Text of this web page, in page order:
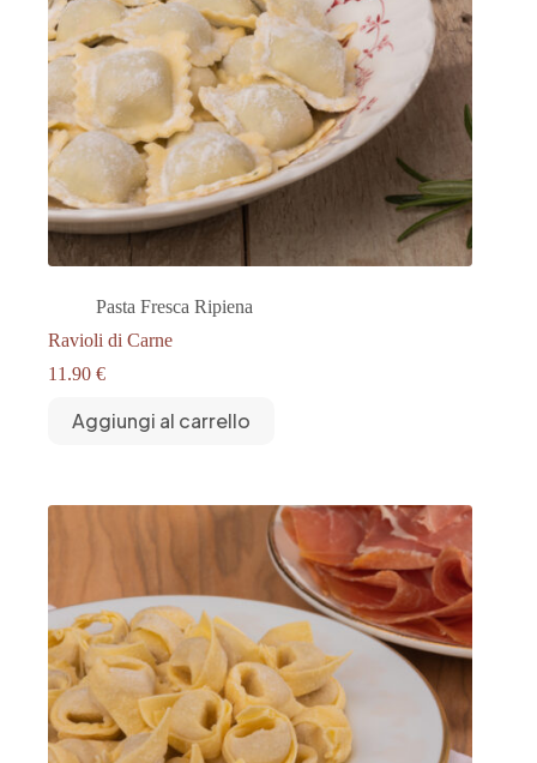
Pasta Fresca Ripiena
Ravioli di Carne
11.90 €
Aggiungi al carrello